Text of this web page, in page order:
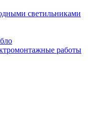
светильниками
работы